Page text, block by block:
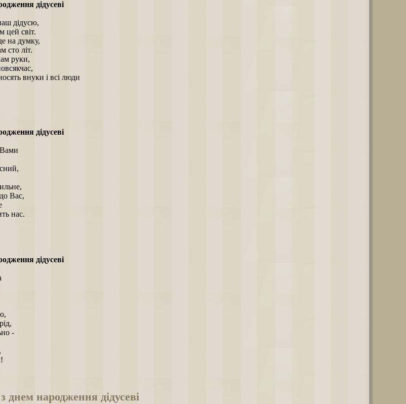
дідусеві
дідусю,
цей світ.
на думку,
сто літ.
руки,
внуки і всі люди
дідусеві
Вас,
нас.
дідусеві
-
народження дідусеві